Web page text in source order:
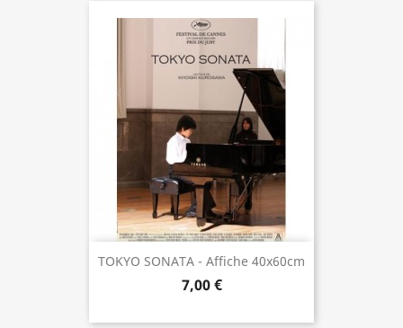
TOKYO SONATA - Affiche 40x60cm
7,00 €